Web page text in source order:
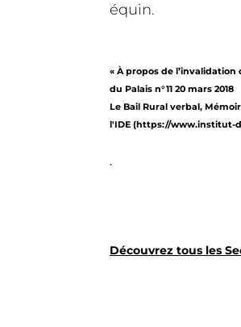
équin.
« À propos de l’invalidation
du Palais n°11 20 mars 2018
Le Bail Rural verbal,
l'IDE (https://www.institut-
.
Découvrez tous les